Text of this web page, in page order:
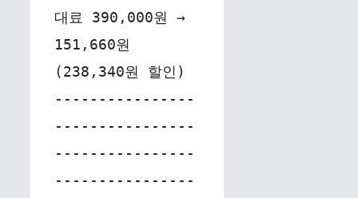
대료 390,000원 →
151,660원
(238,340원 할인)
----------------
----------------
----------------
----------------